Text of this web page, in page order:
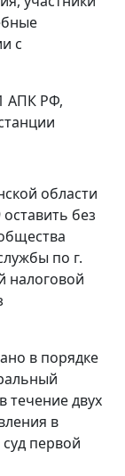
с
АПК РФ,
области
без
по г.
налоговой
в порядке
течение двух
в
первой